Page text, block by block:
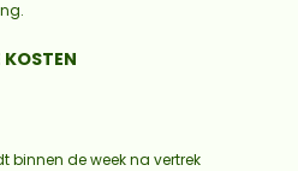
KOSTEN
binnen de week na vertrek